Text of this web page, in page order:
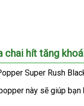
chai hít tăng
Super Rush
này Đài
sẽ giúp bạn